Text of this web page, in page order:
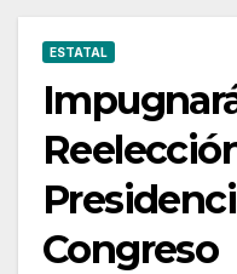
ESTATAL
Congreso